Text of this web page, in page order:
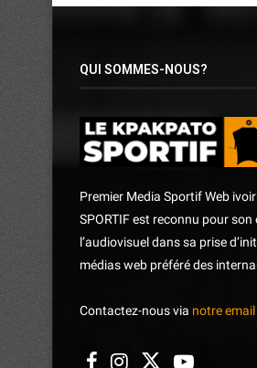
QUI SOMMES-NOUS?
Premier Media Sportif Web
SPORTIF est reconnu pour
l’audiovisuel dans sa prise
médias web préféré des
Contactez-nous via notre email